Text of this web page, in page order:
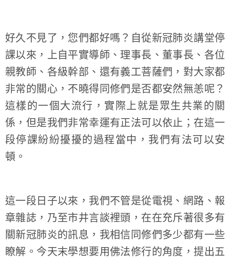
好久不見了，您們都好嗎？自從新冠肺炎講堂停
課以來，上自平實導師、理事長、董事長、各位
親教師、各級幹部、還有義工菩薩們，對大家都
非常的關心，不曉得同修們是否都安然無恙呢？
這樣的一個大流行，實際上就是眾生共業的關
係，但是我們非常幸運有正法可以依止；在這一
段停課紛紛擾擾的過程當中，我們有法可以安
頓。
這一段日子以來，我們不管是從電視、網路、報
章雜誌，乃至市井言談裡頭，在在充斥著很多有
關新冠肺炎的訊息，我相信同修們多少都有一些
瞭解。今天末學想要用佛法修行的角度，提出五